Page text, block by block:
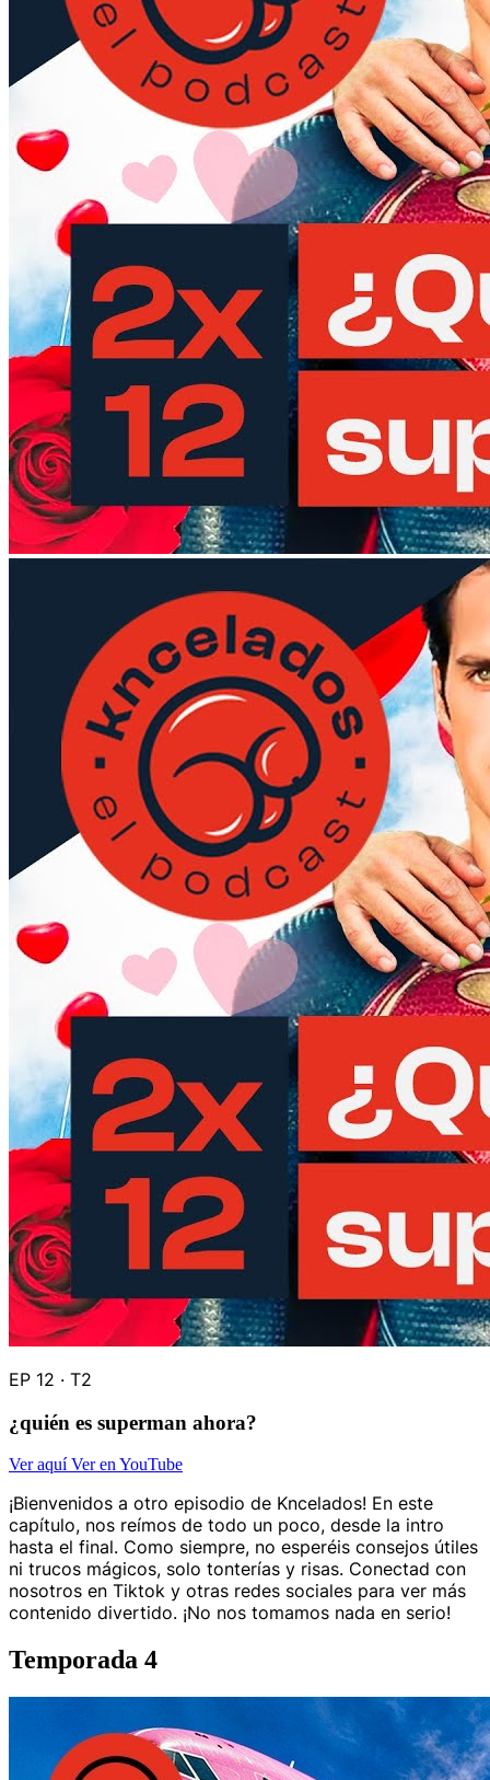
EP 12 · T2
¿quién es superman ahora?
Ver aquíVer en YouTube
¡Bienvenidos a otro episodio de Kncelados! En este
capítulo, nos reímos de todo un poco, desde la intro
hasta el final. Como siempre, no esperéis consejos útiles
ni trucos mágicos, solo tonterías y risas. Conectad con
nosotros en Tiktok y otras redes sociales para ver más
contenido divertido. ¡No nos tomamos nada en serio!
Temporada 4